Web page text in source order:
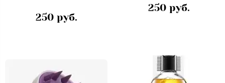
250 руб.
250 руб.